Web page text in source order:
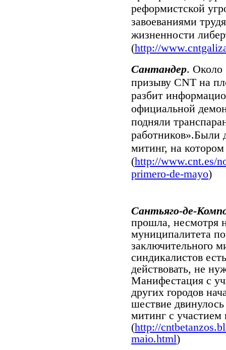
реформистской
завоеваниями
жизненности
(http://
Сантандер. Около
призыву CNT на
разбит
официальной
подняли
работников».Были
митинг, на
(http://www.cnt.es/
primero-de-mayo)
Сантьяго-де-
прошла, несмотря
муниципалитета
заключительного
синдикалистов
действовать, не
Манифестация с
других городов
шествие
митинг с участием
(http://
maio.html)